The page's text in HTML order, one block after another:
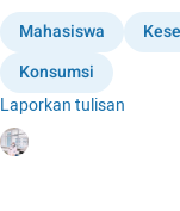
Mahasiswa
Konsumsi
Laporkan tulisan